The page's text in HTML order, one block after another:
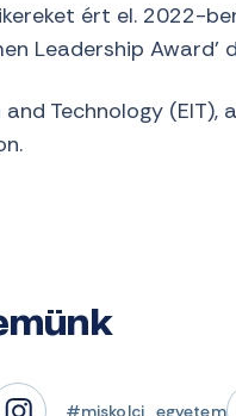
ért el. 2022-
Leadership Award’
Technology (EIT),
#miskolci_egyetem